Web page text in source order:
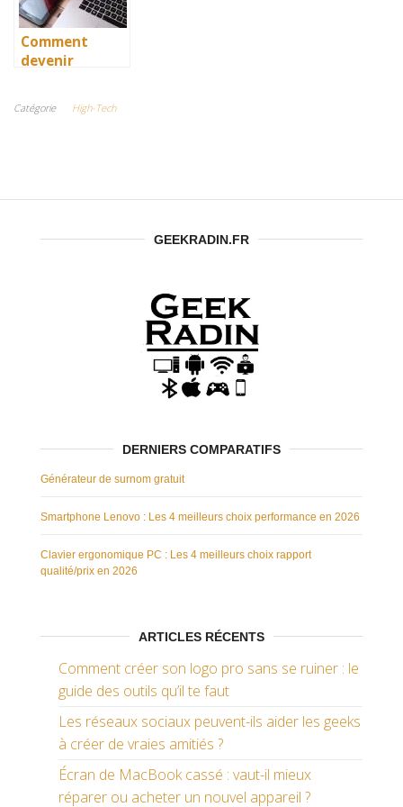
Comment
devenir
des produits
Catégorie High-Tech
GEEKRADIN.FR
DERNIERS COMPARATIFS
Générateur de surnom gratuit
Smartphone Lenovo : Les 4 meilleurs choix performance en 2026
Clavier ergonomique PC : Les 4 meilleurs choix rapport
qualité/prix en 2026
ARTICLES RÉCENTS
Comment créer son logo pro sans se ruiner : le
guide des outils qu’il te faut
Les réseaux sociaux peuvent-ils aider les geeks
à créer de vraies amitiés ?
Écran de MacBook cassé : vaut-il mieux
réparer ou acheter un nouvel appareil ?